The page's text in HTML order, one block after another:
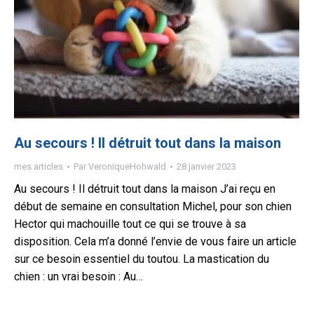
Au secours ! Il détruit tout dans la maison
mes articles Par VeroniqueHohwald 28 janvier 2023
Au secours ! Il détruit tout dans la maison J’ai reçu en
début de semaine en consultation Michel, pour son chien
Hector qui machouille tout ce qui se trouve à sa
disposition. Cela m’a donné l’envie de vous faire un article
sur ce besoin essentiel du toutou. La mastication du
chien : un vrai besoin : Au…